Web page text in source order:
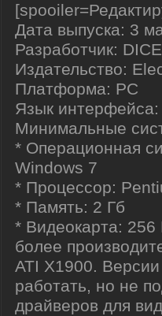
Дата выпуска: 3
Разработчик:
Издательство:
Платформа: PC
Язык интерфейса:
Минимальные
* Операционная
Windows 7
* Процессор:
* Память: 2 Гб
* Видеокарта:
более
ATI X1900.
работать, но не
драйверов для